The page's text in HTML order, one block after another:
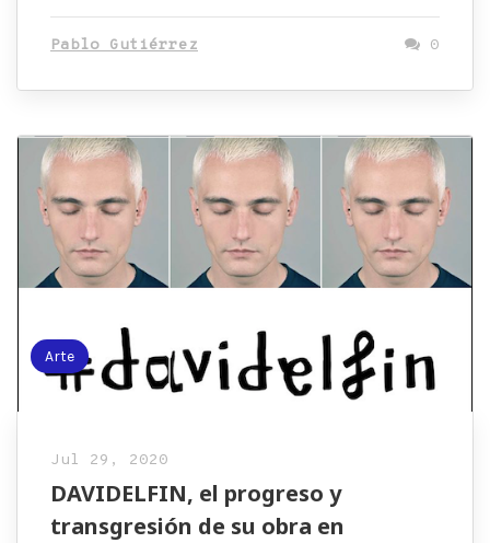
Pablo Gutiérrez 0
Arte
Jul 29, 2020
DAVIDELFIN, el progreso y
transgresión de su obra en